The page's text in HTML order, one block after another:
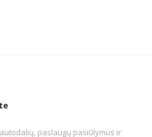
paslaugų pasiūlymus ir